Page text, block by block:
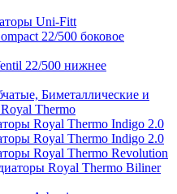
Uni-Fitt
22/500 боковое
22/500 нижнее
Биметаллические и
Thermo
Royal Thermo Indigo 2.0
Royal Thermo Indigo 2.0
Royal Thermo Revolution
Royal Thermo Biliner